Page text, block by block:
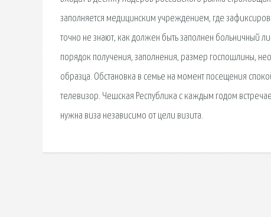
заполняется медицинским учреждением, где
точно не знают, как должен быть заполнен больничный
порядок получения, заполнения, размер госпошлины,
образца. Обстановка в семье на момент посещения
телевизор. Чешская Республика с каждым годом
нужна виза независимо от цели визита.